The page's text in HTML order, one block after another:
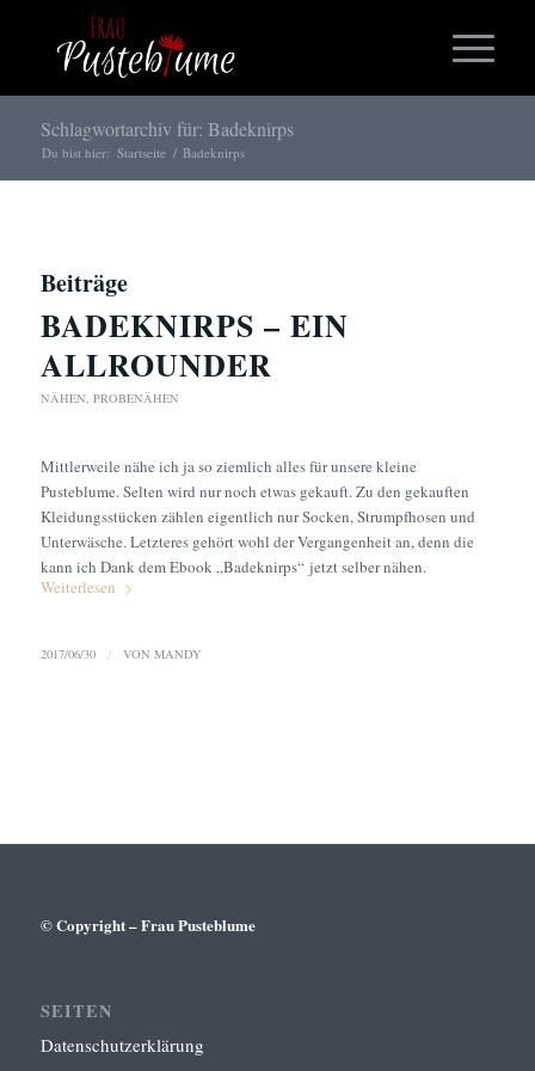
Schlagwortarchiv für: Badeknirps
Du bist hier: Startseite / Badeknirps
Beiträge
BADEKNIRPS – EIN
ALLROUNDER
NÄHEN, PROBENÄHEN
Mittlerweile nähe ich ja so ziemlich alles für unsere kleine
Pusteblume. Selten wird nur noch etwas gekauft. Zu den gekauften
Kleidungsstücken zählen eigentlich nur Socken, Strumpfhosen und
Unterwäsche. Letzteres gehört wohl der Vergangenheit an, denn die
kann ich Dank dem Ebook „Badeknirps“ jetzt selber nähen.
Weiterlesen
2017/06/30 / VON MANDY
© Copyright – Frau Pusteblume
SEITEN
Datenschutzerklärung